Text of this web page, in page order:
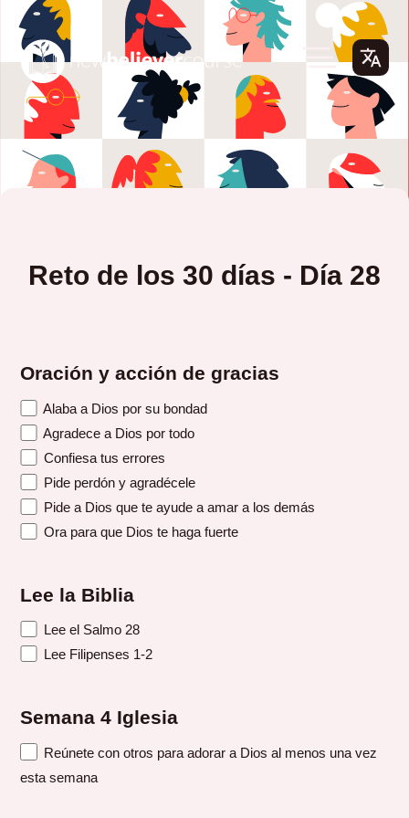
Reto de los 30 días - Día 28
Oración y acción de gracias
Alaba a Dios por su bondad
Agradece a Dios por todo
Confiesa tus errores
Pide perdón y agradécele
Pide a Dios que te ayude a amar a los demás
Ora para que Dios te haga fuerte
Lee la Biblia
Lee el Salmo 28
Lee Filipenses 1-2
Semana 4 Iglesia
Reúnete con otros para adorar a Dios al menos una vez
esta semana